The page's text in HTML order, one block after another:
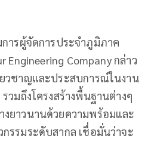
ารผู้จัดการประจำภูมิภาค
Engineering Company กล่าว
วชาญและประสบการณ์ในงาน
วมถึงโครงสร้างพื้นฐานต่างๆ
งยาวนานด้วยความพร้อมและ
รรมระดับสากล เชื่อมั่นว่าจะ